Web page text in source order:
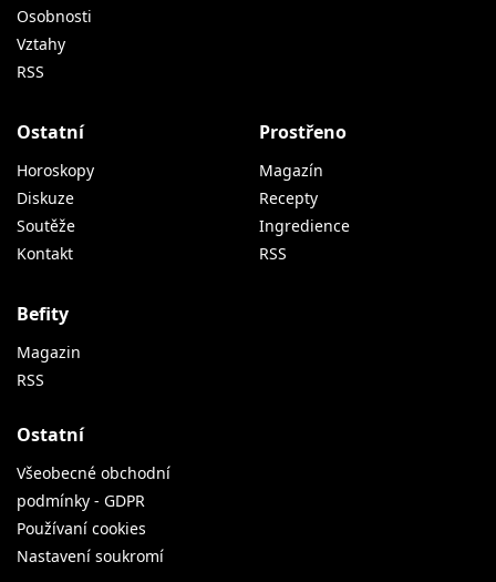
Osobnosti
Vztahy
RSS
Ostatní
Horoskopy
Diskuze
Soutěže
Kontakt
Prostřeno
Magazín
Recepty
Ingredience
RSS
Befity
Magazin
RSS
Ostatní
Všeobecné obchodní
podmínky - GDPR
Používaní cookies
Nastavení soukromí